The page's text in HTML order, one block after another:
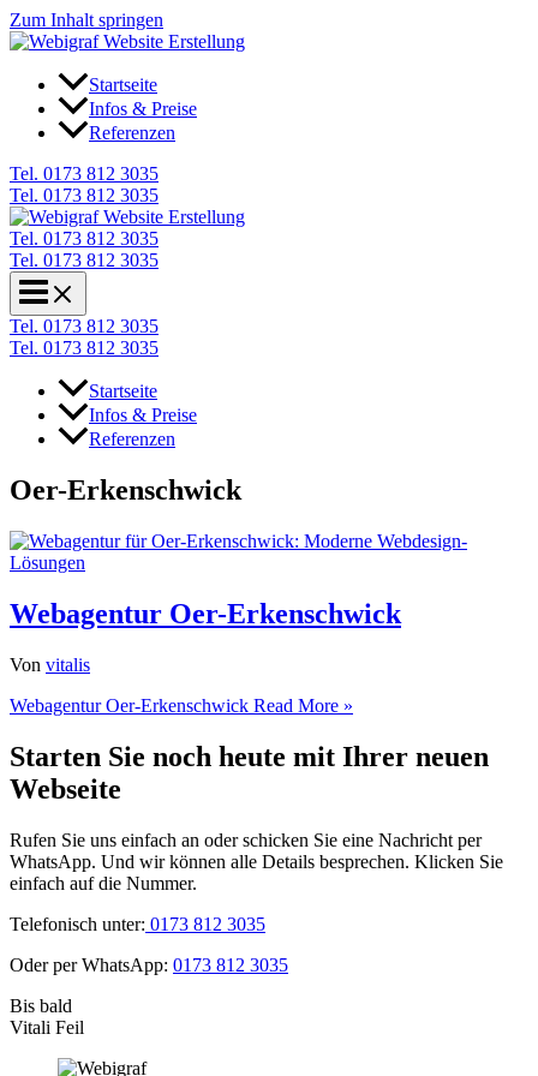
Zum Inhalt springen
Startseite
Infos & Preise
Referenzen
Tel. 0173 812 3035
Tel. 0173 812 3035
Tel. 0173 812 3035
Tel. 0173 812 3035
Tel. 0173 812 3035
Tel. 0173 812 3035
Startseite
Infos & Preise
Referenzen
Oer-Erkenschwick
Webagentur Oer-Erkenschwick
Von vitalis
Webagentur Oer-Erkenschwick Read More »
Starten Sie noch heute mit Ihrer neuen
Webseite
Rufen Sie uns einfach an oder schicken Sie eine Nachricht per
WhatsApp. Und wir können alle Details besprechen. Klicken Sie
einfach auf die Nummer.
Telefonisch unter: 0173 812 3035
Oder per WhatsApp: 0173 812 3035
Bis bald
Vitali Feil